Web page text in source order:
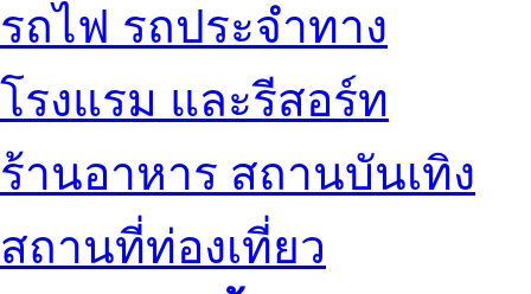
รถไฟ รถประจำทาง
โรงแรม และรีสอร์ท
ร้านอาหาร สถานบันเทิง
สถานที่ท่องเที่ยว